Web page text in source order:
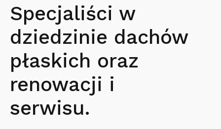
Specjaliści w
dziedzinie dachów
płaskich oraz
renowacji i
serwisu.